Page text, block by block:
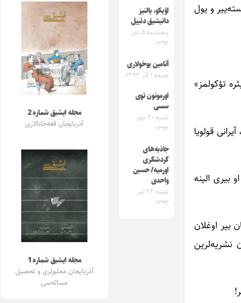
و یول
تؤکولمز»
قولویا
بیری الینه
بیر اوغلان
نشریه‌لرین
اؤیکو، یالنیز
دانیشیق دئییل
پنجشنبه ۵ دی
۱۳۹۲
آتامین یوخولاری
جمعه ۱ آذر ۱۳۹۲
اورمونون توی
سسی
شنبه ۲۰ مهر
۱۳۹۲
جاذبه‌های
گردشگری
اورمیه/ حسین
واحدی
شنبه ۲۲ تیر
۱۳۹۲
مجله ایشیق شماره 2
آذربایجان قفه‌خانالاری
مجله ایشیق شماره 1
آذربایجان معلم‌لری و تحصیل
مساله‌سی